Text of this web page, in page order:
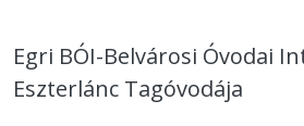
Egri BÓI-Belvárosi Óvodai
Eszterlánc Tagóvodája